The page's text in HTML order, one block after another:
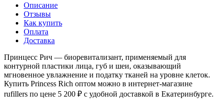
Описание
Отзывы
Как купить
Оплата
Доставка
Принцесс Рич — биоревитализант, применяемый для
контурной пластики лица, губ и шеи, оказывающий
мгновенное увлажнение и податку тканей на уровне клеток.
Купить Princess Rich оптом можно в интернет-магазине
rufillers по цене 5 200 ₽ с удобной доставкой в Екатеринбурге.